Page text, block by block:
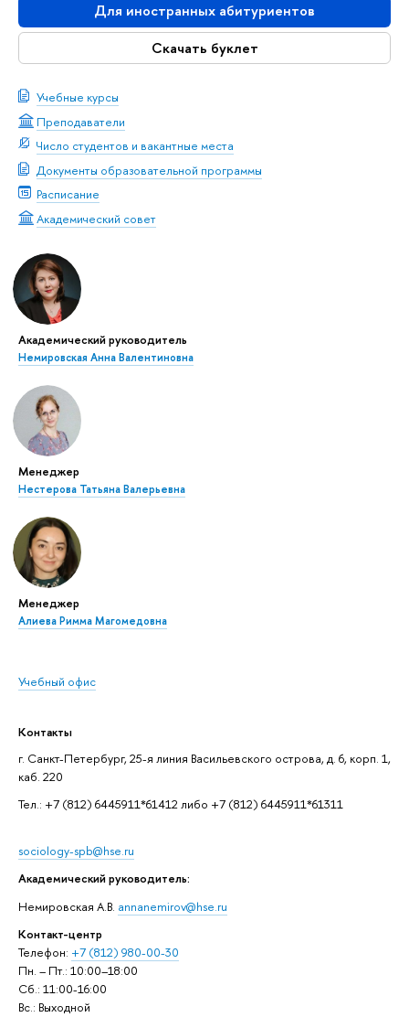
Для иностранных абитуриентов
Скачать буклет
Учебные курсы
Преподаватели
Число студентов и вакантные места
Документы образовательной программы
Расписание
Академический совет
Академический руководитель
Немировская Анна Валентиновна
Менеджер
Нестерова Татьяна Валерьевна
Менеджер
Алиева Римма Магомедовна
Учебный офис
Контакты
г. Санкт-Петербург, 25-я линия Васильевского острова, д. 6, корп. 1,
каб. 220
Тел.: +7 (812) 6445911*61412 либо +7 (812) 6445911*61311
sociology-spb@hse.ru
Академический руководитель:
Немировская А.В. annanemirov@hse.ru
Контакт-центр
Телефон: +7 (812) 980-00-30
Пн. – Пт.: 10:00–18:00
Сб.: 11:00-16:00
Вс.: Выходной